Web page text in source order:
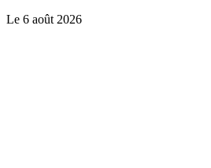
Le 6 août 2026